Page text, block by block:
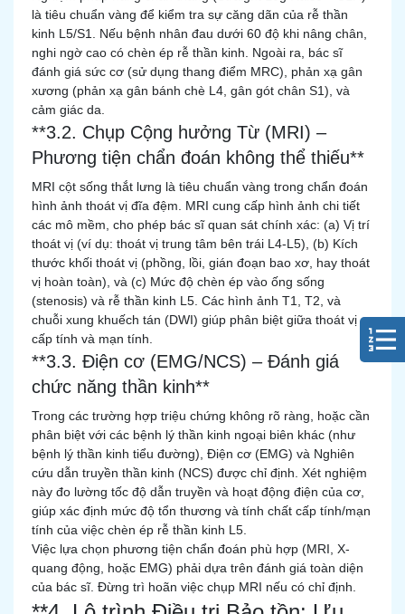
là tiêu chuẩn vàng để kiểm tra sự căng dãn của rễ thần
kinh L5/S1. Nếu bệnh nhân đau dưới 60 độ khi nâng chân,
nghi ngờ cao có chèn ép rễ thần kinh. Ngoài ra, bác sĩ
đánh giá sức cơ (sử dụng thang điểm MRC), phản xạ gân
xương (phản xạ gân bánh chè L4, gân gót chân S1), và
cảm giác da.
**3.2. Chụp Cộng hưởng Từ (MRI) –
Phương tiện chẩn đoán không thể thiếu**
MRI cột sống thắt lưng là tiêu chuẩn vàng trong chẩn đoán
hình ảnh thoát vị đĩa đệm. MRI cung cấp hình ảnh chi tiết
các mô mềm, cho phép bác sĩ quan sát chính xác: (a) Vị trí
thoát vị (ví dụ: thoát vị trung tâm bên trái L4-L5), (b) Kích
thước khối thoát vị (phồng, lồi, gián đoạn bao xơ, hay thoát
vị hoàn toàn), và (c) Mức độ chèn ép vào ống sống
(stenosis) và rễ thần kinh L5. Các hình ảnh T1, T2, và
chuỗi xung khuếch tán (DWI) giúp phân biệt giữa thoát vị
cấp tính và mạn tính.
**3.3. Điện cơ (EMG/NCS) – Đánh giá
chức năng thần kinh**
Trong các trường hợp triệu chứng không rõ ràng, hoặc cần
phân biệt với các bệnh lý thần kinh ngoại biên khác (như
bệnh lý thần kinh tiểu đường), Điện cơ (EMG) và Nghiên
cứu dẫn truyền thần kinh (NCS) được chỉ định. Xét nghiệm
này đo lường tốc độ dẫn truyền và hoạt động điện của cơ,
giúp xác định mức độ tổn thương và tính chất cấp tính/mạn
tính của việc chèn ép rễ thần kinh L5.
Việc lựa chọn phương tiện chẩn đoán phù hợp (MRI, X-
quang động, hoặc EMG) phải dựa trên đánh giá toàn diện
của bác sĩ. Đừng trì hoãn việc chụp MRI nếu có chỉ định.